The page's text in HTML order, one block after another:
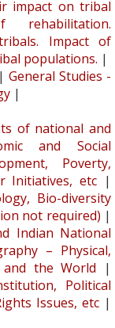
impact on tribal
rehabilitation.
Impact of
populations. |
General Studies -
|
of national and
and Social
Poverty,
Initiatives, etc |
Bio-diversity
not required) |
Indian National
– Physical,
and the World |
Political
Issues, etc |